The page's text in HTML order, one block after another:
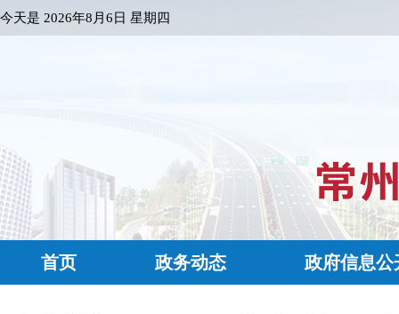
今天是 2026年8月6日 星期四
首页 政务动态 政府信息公